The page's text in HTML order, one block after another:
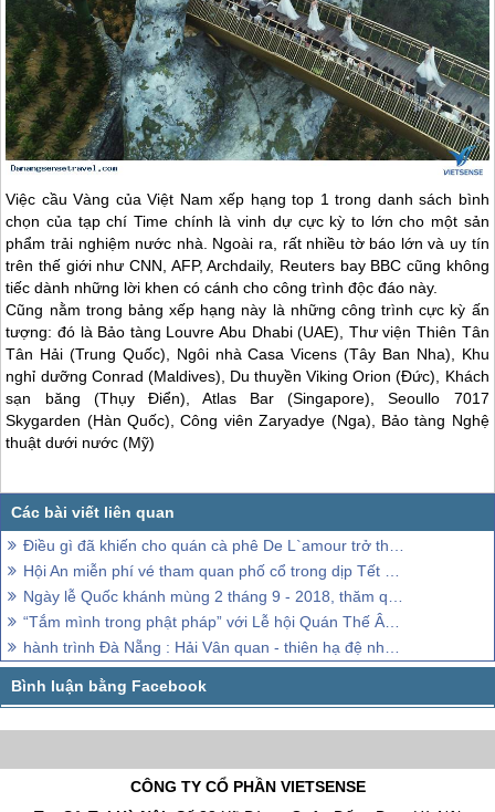
Việc cầu Vàng của Việt Nam xếp hạng top 1 trong danh sách bình
chọn của tạp chí Time chính là vinh dự cực kỳ to lớn cho một sản
phẩm trải nghiệm nước nhà. Ngoài ra, rất nhiều tờ báo lớn và uy tín
trên thế giới như CNN, AFP, Archdaily, Reuters bay BBC cũng không
tiếc dành những lời khen có cánh cho công trình độc đáo này.
Cũng nằm trong bảng xếp hạng này là những công trình cực kỳ ấn
tượng: đó là Bảo tàng Louvre Abu Dhabi (UAE), Thư viện Thiên Tân
Tân Hải (Trung Quốc), Ngôi nhà Casa Vicens (Tây Ban Nha), Khu
nghỉ dưỡng Conrad (Maldives), Du thuyền Viking Orion (Đức), Khách
sạn băng (Thụy Điển), Atlas Bar (Singapore), Seoullo 7017
Skygarden (Hàn Quốc), Công viên Zaryadye (Nga), Bảo tàng Nghệ
thuật dưới nước (Mỹ)
Điều gì đã khiến cho quán cà phê De L`amour trở thành một địa điểm hấp dẫn ở ven biển Đà Nẵng, 2018
Hội An miễn phí vé tham quan phố cổ trong dịp Tết Tết Mậu Tuất 2018
Ngày lễ Quốc khánh mùng 2 tháng 9 - 2018, thăm quan Đà Nẵng nên đi đâu chơi
“Tắm mình trong phật pháp” với Lễ hội Quán Thế Âm Đà Nẵng 2019 – Ngũ Hành Sơn
hành trình Đà Nẵng : Hải Vân quan - thiên hạ đệ nhất hùng quan
CÔNG TY CỔ PHẦN VIETSENSE